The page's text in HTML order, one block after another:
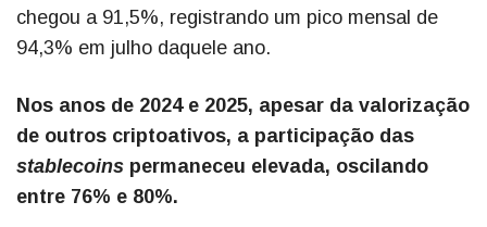
chegou a 91,5%, registrando um pico mensal de
94,3% em julho daquele ano.
Nos anos de 2024 e 2025, apesar da valorização
de outros criptoativos, a participação das
stablecoins permaneceu elevada, oscilando
entre 76% e 80%.